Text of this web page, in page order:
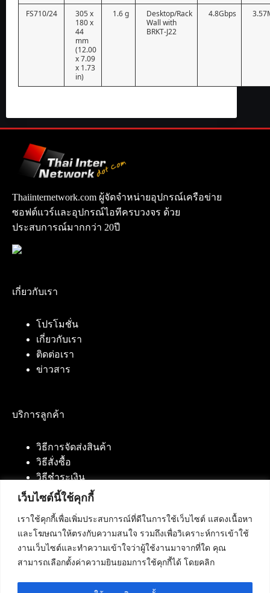
เว็บไซต์นี้ใช้คุกกี้
เราใช้คุกกี้เพื่อเพิ่มประสบการณ์ที่ดีในการใช้เว็บไซต์ แสดงเนื้อหา
และโฆษณาให้ตรงกับความสนใจ รวมถึงเพื่อวิเคราะห์การเข้าใช้
งานเว็บไซต์และทำความเข้าใจว่าผู้ใช้งานมาจากที่ใด คุณ
สามารถเลือกตั้งค่าความยินยอมการใช้คุกกี้ได้ โดยคลิก
FS710/24
305 x
180 x
44
mm
(12.00
x 7.09
x 1.73
in)
1.6 g
Desktop/Rack
Wall with
BRKT-J22
4.8Gbps
Thaiinternetwork.com ผู้จัดจำหน่ายอุปกรณ์เครือข่าย
ซอฟต์แวร์และอุปกรณ์ไอทีครบวงจร ด้วย
ประสบการณ์มากกว่า 20ปี
เกี่ยวกับเรา
โปรโมชั่น
เกี่ยวกับเรา
ติดต่อเรา
ข่าวสาร
บริการลูกค้า
วิธีการจัดส่งสินค้า
วิธีสั่งซื้อ
วิธีชำระเงิน
ติดต่อเรา
บริษัท เน็ทฟิวชั่น คอมมิวนิเคชั่น จำกัด 420/94 ถนน
นัมเบอร์วัน-ราม 2 แขวงดอกไม้, เขตประเวศ
กรุงเทพมหานคร 10250